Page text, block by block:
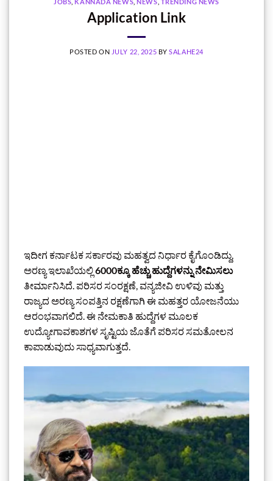
Application Link
POSTED ON JULY 22, 2025 BYSALAHE24
ಇದೀಗ ಕರ್ನಾಟಕ ಸರ್ಕಾರವು ಮಹತ್ವದ ನಿರ್ಧಾರ ಕೈಗೊಂಡಿದ್ದು,
ಅರಣ್ಯ ಇಲಾಖೆಯಲ್ಲಿ6000ಕ್ಕೂ ಹೆಚ್ಚು ಹುದ್ದೆಗಳನ್ನು ನೇಮಿಸಲು
ತೀರ್ಮಾನಿಸಿದೆ. ಪರಿಸರ ಸಂರಕ್ಷಣೆ, ವನ್ಯಜೀವಿ ಉಳಿವು ಮತ್ತು
ರಾಜ್ಯದ ಅರಣ್ಯ ಸಂಪತ್ತಿನ ರಕ್ಷಣೆಗಾಗಿ ಈ ಮಹತ್ತರ ಯೋಜನೆಯು
ಆರಂಭವಾಗಲಿದೆ. ಈ ನೇಮಕಾತಿ ಹುದ್ದೆಗಳ ಮೂಲಕ
ಉದ್ಯೋಗಾವಕಾಶಗಳ ಸೃಷ್ಟಿಯ ಜೊತೆಗೆ ಪರಿಸರ ಸಮತೋಲನ
ಕಾಪಾಡುವುದು ಸಾಧ್ಯವಾಗುತ್ತದೆ.